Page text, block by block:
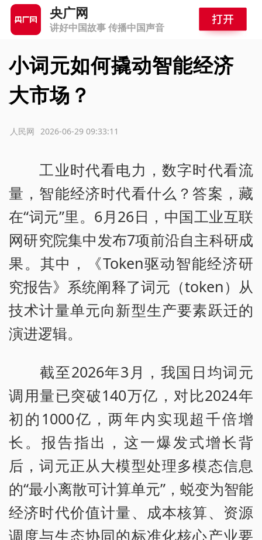
央广网
讲好中国故事 传播中国声音
小词元如何撬动智能经济
大市场？
2026-06-29 09:33:11
人民网
工业时代看电力，数字时代看流
量，智能经济时代看什么？答案，藏
在“词元”里。6月26日，中国工业互联
网研究院集中发布7项前沿自主科研成
果。其中，《Token驱动智能经济研
究报告》系统阐释了词元（token）从
技术计量单元向新型生产要素跃迁的
演进逻辑。
截至2026年3月，我国日均词元
调用量已突破140万亿，对比2024年
初的1000亿，两年内实现超千倍增
长。报告指出，这一爆发式增长背
后，词元正从大模型处理多模态信息
的“最小离散可计算单元”，蜕变为智能
经济时代价值计量、成本核算、资源
调度与生态协同的标准化核心产业要